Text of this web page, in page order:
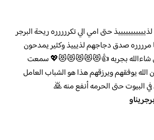
حتى امي الي تكررررره ريحة البرجر
مرررره صدق دجاجهم لذيييذ وكثير يمدحون
شاءالله بجربه 👍😻😻😻😻😻💖 سمعت
يوفقهم ويرزقهم هذا هو الشباب العامل
البيوت حتى الحرمه أنفع منه 🙇